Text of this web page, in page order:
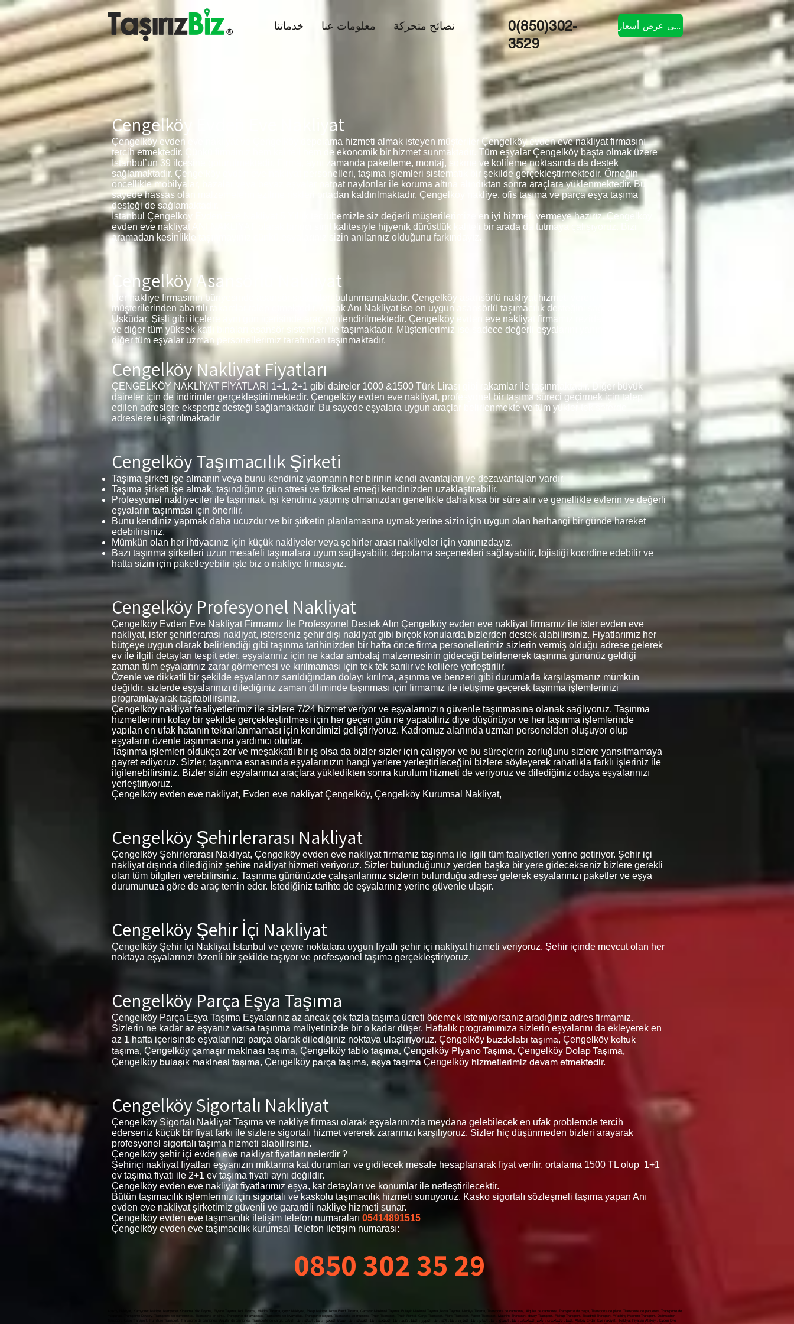
خدماتنا معلومات عنا نصائح متحركة
0(850)302-
3529
احصل على عرض أسعار
Çengelköy Evden Eve Nakliyat
Çengelköy evden eve nakliyat ve Çengelköy depolama hizmeti almak isteyen müşteriler Çengelköy evden eve nakliyat firmasını
tercih etmektedir. Çünkü firmamız hem kaliteli hem de ekonomik bir hizmet sunmaktadır. Tüm eşyalar Çengelköy başta olmak üzere
İstanbul’un 39 ilçesine götürülmektedir. Firma, aynı zamanda paketleme, montaj, sökme ve kolileme noktasında da destek
sağlamaktadır. Çengelköy evden eve nakliyat personelleri, taşıma işlemleri sistematik bir şekilde gerçekleştirmektedir. Örneğin
öncellikle mobilyalar, bazalar veya beyaz eşyalar patpat naylonlar ile koruma altına alındıktan sonra araçlara yüklenmektedir. Bu
sayede hassas olan malzemelerin ezilme riskleri ortadan kaldırılmaktadır. Çengelköy nakliye, ofis taşıma ve parça eşya taşıma
desteği de sağlamaktadır.
İstanbul Çengelköy Evden Eve Nakliyat 5 Yıllık tecrübemizle siz değerli müşterilerimize en iyi hizmeti vermeye hazırız. Çengelköy
evden eve nakliyat ANI NAKLİYAT olarak birinci sınıf kalitesiyle hijyenik dürüstlük kaliteli bir arada da tutmaya çalışıyoruz. Bizi
aramadan kesinlikle taşınmayınız çünkü eşyalarınız sizin anılarınız olduğunu farkındayız.
Çengelköy Asansörlü Nakliyat
Her nakliye firmasının bünyesinde asansör sistemleri bulunmamaktadır. Çengelköy asansörlü nakliyat hizmeti veren firmalarda
müşterilerinden abartılı rakamlar talep etmektedir. Ancak Anı Nakliyat ise en uygun asansörlü taşımacılık desteğini sağlamaktadır.
Üsküdar, Şişli gibi ilçelere aynı gün içerisinde araç yönlendirilmektedir. Çengelköy evden eve nakliyat firmamız rezidansları, siteleri
ve diğer tüm yüksek katlı binaları asansör sistemleri ile taşımaktadır. Müşterilerimiz ise sadece değerli eşyalarını yanına almakta ve
diğer tüm eşyalar uzman personellerimiz tarafından taşınmaktadır.
Çengelköy Nakliyat Fiyatları
ÇENGELKÖY NAKLİYAT FİYATLARI 1+1, 2+1 gibi daireler 1000 &1500 Türk Lirası gibi rakamlar ile taşınmaktadır. Diğer büyük
daireler için de indirimler gerçekleştirilmektedir. Çengelköy evden eve nakliyat, profesyonel bir taşıma süreci geçirmek için talep
edilen adreslere ekspertiz desteği sağlamaktadır. Bu sayede eşyalara uygun araçlar belirlenmekte ve tüm yükler tek seferde
adreslere ulaştırılmaktadır
Çengelköy Taşımacılık Şirketi
Taşıma şirketi işe almanın veya bunu kendiniz yapmanın her birinin kendi avantajları ve dezavantajları vardır.
Taşıma şirketi işe almak, taşındığınız gün stresi ve fiziksel emeği kendinizden uzaklaştırabilir.
Profesyonel nakliyeciler ile taşınmak, işi kendiniz yapmış olmanızdan genellikle daha kısa bir süre alır ve genellikle evlerin ve değerli
eşyaların taşınması için önerilir.
Bunu kendiniz yapmak daha ucuzdur ve bir şirketin planlamasına uymak yerine sizin için uygun olan herhangi bir günde hareket
edebilirsiniz.
Mümkün olan her ihtiyacınız için küçük nakliyeler veya şehirler arası nakliyeler için yanınızdayız.
Bazı taşınma şirketleri uzun mesafeli taşımalara uyum sağlayabilir, depolama seçenekleri sağlayabilir, lojistiği koordine edebilir ve
hatta sizin için paketleyebilir işte biz o nakliye firmasıyız.
Çengelköy Profesyonel Nakliyat
Çengelköy Evden Eve Nakliyat Firmamız İle Profesyonel Destek Alın Çengelköy evden eve nakliyat firmamız ile ister evden eve
nakliyat, ister şehirlerarası nakliyat, isterseniz şehir dışı nakliyat gibi birçok konularda bizlerden destek alabilirsiniz. Fiyatlarımız her
bütçeye uygun olarak belirlendiği gibi taşınma tarihinizden bir hafta önce firma personellerimiz sizlerin vermiş olduğu adrese gelerek
ev ile ilgili detayları tespit eder, eşyalarınız için ne kadar ambalaj malzemesinin gideceği belirlenerek taşınma gününüz geldiği
zaman tüm eşyalarınız zarar görmemesi ve kırılmaması için tek tek sarılır ve kolilere yerleştirilir.
Özenle ve dikkatli bir şekilde eşyalarınız sarıldığından dolayı kırılma, aşınma ve benzeri gibi durumlarla karşılaşmanız mümkün
değildir, sizlerde eşyalarınızı dilediğiniz zaman diliminde taşınması için firmamız ile iletişime geçerek taşınma işlemlerinizi
programlayarak taşıtabilirsiniz.
Çengelköy nakliyat faaliyetlerimiz ile sizlere 7/24 hizmet veriyor ve eşyalarınızın güvenle taşınmasına olanak sağlıyoruz. Taşınma
hizmetlerinin kolay bir şekilde gerçekleştirilmesi için her geçen gün ne yapabiliriz diye düşünüyor ve her taşınma işlemlerinde
yapılan en ufak hatanın tekrarlanmaması için kendimizi geliştiriyoruz. Kadromuz alanında uzman personelden oluşuyor olup
eşyaların özenle taşınmasına yardımcı olurlar.
Taşınma işlemleri oldukça zor ve meşakkatli bir iş olsa da bizler sizler için çalışıyor ve bu süreçlerin zorluğunu sizlere yansıtmamaya
gayret ediyoruz. Sizler, taşınma esnasında eşyalarınızın hangi yerlere yerleştirileceğini bizlere söyleyerek rahatlıkla farklı işleriniz ile
ilgilenebilirsiniz. Bizler sizin eşyalarınızı araçlara yükledikten sonra kurulum hizmeti de veriyoruz ve dilediğiniz odaya eşyalarınızı
yerleştiriyoruz.
Çengelköy evden eve nakliyat, Evden eve nakliyat Çengelköy, Çengelköy Kurumsal Nakliyat,
Çengelköy Şehirlerarası Nakliyat
Çengelköy Şehirlerarası Nakliyat, Çengelköy evden eve nakliyat firmamız taşınma ile ilgili tüm faaliyetleri yerine getiriyor. Şehir içi
nakliyat dışında dilediğiniz şehire nakliyat hizmeti veriyoruz. Sizler bulunduğunuz yerden başka bir yere gidecekseniz bizlere gerekli
olan tüm bilgileri verebilirsiniz. Taşınma gününüzde çalışanlarımız sizlerin bulunduğu adrese gelerek eşyalarınızı paketler ve eşya
durumunuza göre de araç temin eder. İstediğiniz tarihte de eşyalarınız yerine güvenle ulaşır.
Çengelköy Şehir İçi Nakliyat
Çengelköy Şehir İçi Nakliyat İstanbul ve çevre noktalara uygun fiyatlı şehir içi nakliyat hizmeti veriyoruz. Şehir içinde mevcut olan her
noktaya eşyalarınızı özenli bir şekilde taşıyor ve profesyonel taşıma gerçekleştiriyoruz.
Çengelköy Parça Eşya Taşıma
Çengelköy Parça Eşya Taşıma Eşyalarınız az ancak çok fazla taşıma ücreti ödemek istemiyorsanız aradığınız adres firmamız.
Sizlerin ne kadar az eşyanız varsa taşınma maliyetinizde bir o kadar düşer. Haftalık programımıza sizlerin eşyalarını da ekleyerek en
az 1 hafta içerisinde eşyalarınızı parça olarak dilediğiniz noktaya ulaştırıyoruz. Çengelköy buzdolabı taşıma, Çengelköy koltuk
taşıma, Çengelköy çamaşır makinası taşıma, Çengelköy tablo taşıma, Çengelköy Piyano Taşıma, Çengelköy Dolap Taşıma,
Çengelköy bulaşık makinesi taşıma, Çengelköy parça taşıma, eşya taşıma Çengelköy hizmetlerimiz devam etmektedir.
Çengelköy Sigortalı Nakliyat
Çengelköy Sigortalı Nakliyat Taşıma ve nakliye firması olarak eşyalarınızda meydana gelebilecek en ufak problemde tercih
ederseniz küçük bir fiyat farkı ile sizlere sigortalı hizmet vererek zararınızı karşılıyoruz. Sizler hiç düşünmeden bizleri arayarak
profesyonel sigortalı taşıma hizmeti alabilirsiniz.
Çengelköy şehir içi evden eve nakliyat fiyatları nelerdir ?
Şehiriçi nakliyat fiyatları eşyanızın miktarına kat durumları ve gidilecek mesafe hesaplanarak fiyat verilir, ortalama 1500 TL olup 1+1
ev taşıma fiyatı ile 2+1 ev taşıma fiyatı aynı değildir.
Çengelköy evden eve nakliyat fiyatlarımız eşya, kat detayları ve konumlar ile netleştirilecektir.
Bütün taşımacılık işlemleriniz için sigortalı ve kaskolu taşımacılık hizmeti sunuyoruz. Kasko sigortalı sözleşmeli taşıma yapan Anı
evden eve nakliyat şirketimiz güvenli ve garantili nakliye hizmeti sunar.
Çengelköy evden eve taşımacılık iletişim telefon numaraları 05414891515
Çengelköy evden eve taşımacılık kurumsal Telefon iletişim numarası:
0850 302 35 29
Ataköy Nakliyat, Kamyonet Nakliye, Kamyonet Kiralama, Yük Taşıma, Piyano Taşıma, Koli Taşıma, Makina Taşıma, çeyiz Nakliyesi, Pikap Nakliye, Koşu Bandı Taşıma, Çamaşır Makinesi Taşıma, Bulaşık Makinesi Taşıma ,Kasa Taşıma, Mobilya Taşıma, Transporte de camiones, Alquiler de camiones, Transporte de carga, Transporte de piano, Transporte de paquetes, Transporte de
máquinas, Transporte Dowery, Transporte de camionetas, Transporte en cinta, Transporte de lavadoras, Transporte de lavavajillas, Transporte seguro, Transporte de muebles, Truck Transport, Truck Rental, Cargo Transport, Piano Transport, Parcel Transport, Machine Transport, dowry Transport, Pickup Transport, Treadmill Transport, Washing Machine Transport, Dishwasher
Transport, Case Transport, Furniture Transport, Transporte de camiones, Alquiler de camiones, Transporte de carga, النقل بالشاحنات ، تأجير الشاحنات ، نقل البضائع ، نقل البيانو ، نقل الطرود ، نقل الآلة ، نقل المهور ، النقل لاقط ، نقل المطحنة ، نقل الغسالة ، نقل غسالة الصحون ، نقل الحالة ، نقل الأثاث, Ataköy Evden Eve nakliyat, Nakliyat Fiyatları Ataköy , Evden Eve